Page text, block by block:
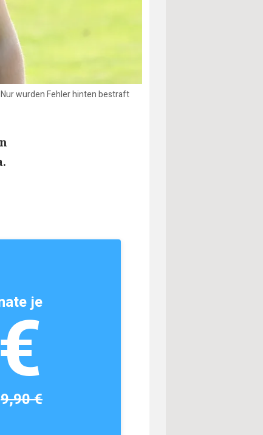
wurden Fehler hinten bestraft
je
9,90 €